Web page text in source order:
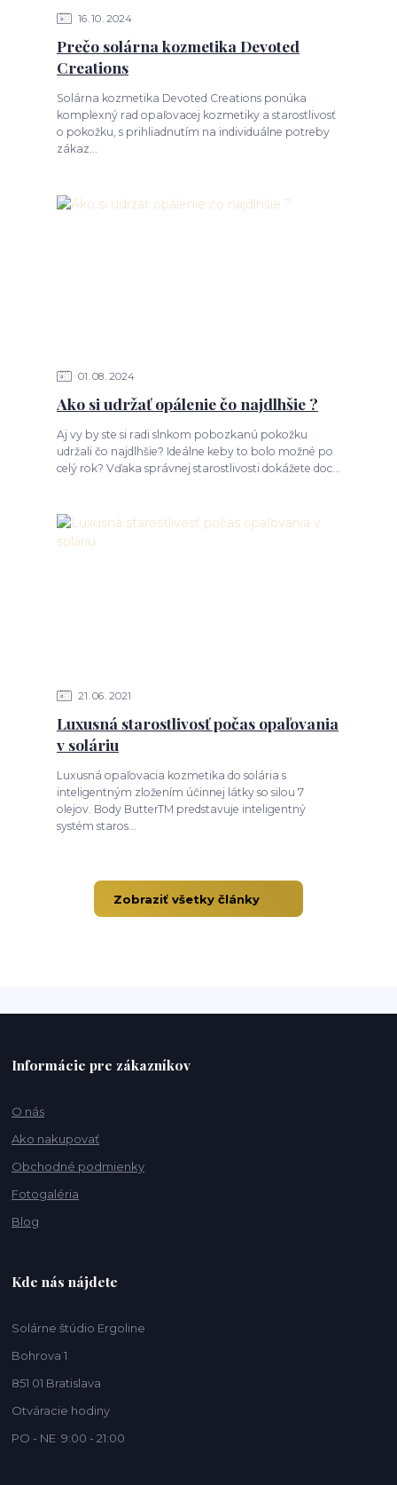
16 10 2024
Prečo solárna kozmetika Devoted
Creations
Solárna kozmetika Devoted Creations ponúka
komplexný rad opaľovacej kozmetiky a starostlivosť
o pokožku, s prihliadnutím na individuálne potreby
zákaz...
01 08 2024
Ako si udržať opálenie čo najdlhšie ?
Aj vy by ste si radi slnkom pobozkanú pokožku
udržali čo najdlhšie? Ideálne keby to bolo možné po
celý rok? Vďaka správnej starostlivosti dokážete doc...
21 06 2021
Luxusná starostlivosť počas opaľovania
v soláriu
Luxusná opaľovacia kozmetika do solária s
inteligentným zložením účinnej látky so silou 7
olejov. Body ButterTM predstavuje inteligentný
systém staros...
Zobraziť všetky články
Informácie pre zákazníkov
O nás
Ako nakupovať
Obchodné podmienky
Fotogaléria
Blog
Kde nás nájdete
Solárne štúdio Ergoline
Bohrova 1
851 01 Bratislava
Otváracie hodiny
PO - NE 9:00 - 21:00